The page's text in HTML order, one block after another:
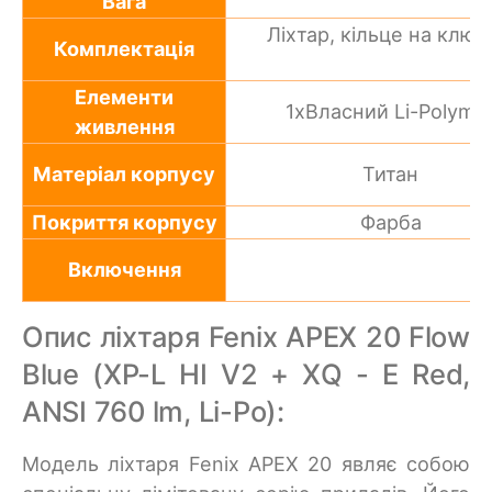
Комплектація
Ліхтар, кільце на
Елементи
живлення
1хВласний Li-
Матеріал корпусу Титан
Покриття корпусу Фарба
Включення
Опис ліхтаря Fenix APEX 20 Flow
Blue (XP-L HI V2 + XQ - E Red,
ANSI 760 lm, Li-Po):
Модель ліхтаря Fenix APEX 20 являє собою